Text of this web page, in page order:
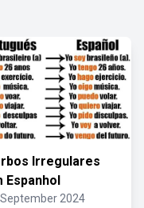
Irregulares
Espanhol
2024